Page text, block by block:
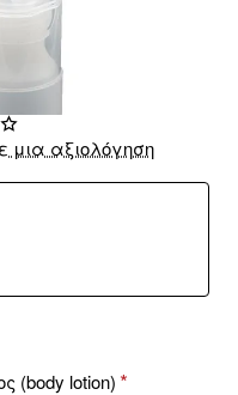
μια αξιολόγηση
(body lotion)